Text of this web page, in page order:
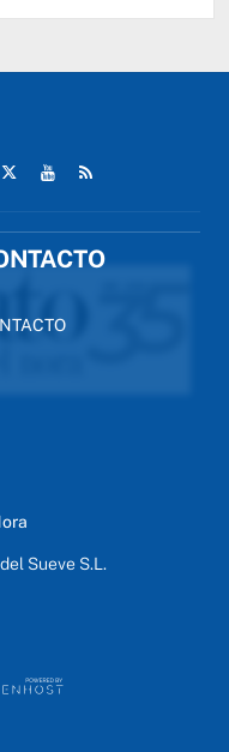
Sueve S.L.